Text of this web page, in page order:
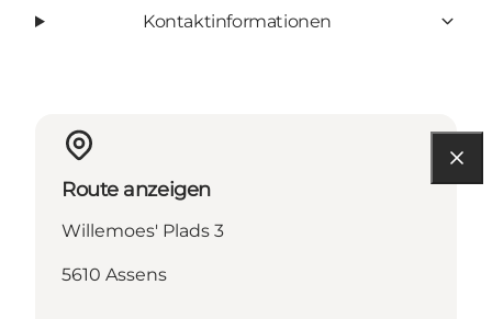
Kontaktinformationen
Route anzeigen
Willemoes' Plads 3
5610 Assens